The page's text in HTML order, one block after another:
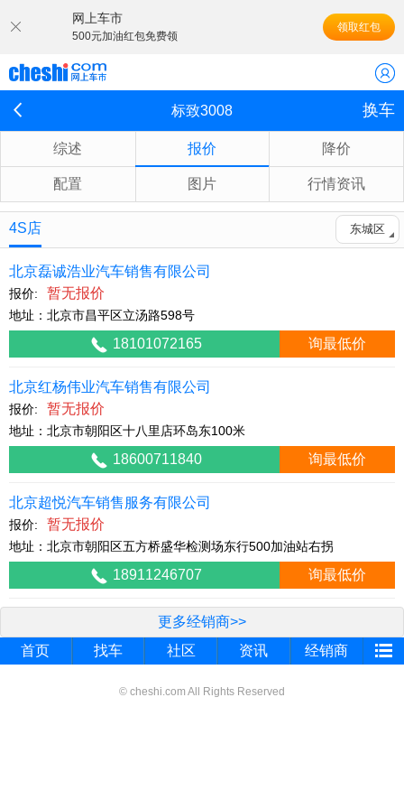
网上车市
500元加油红包免费领
领取红包
标致3008 换车
综述 报价 降价
配置 图片 行情资讯
4S店 东城区
北京磊诚浩业汽车销售有限公司
报价: 暂无报价
地址：北京市昌平区立汤路598号
18101072165 询最低价
北京红杨伟业汽车销售有限公司
报价: 暂无报价
地址：北京市朝阳区十八里店环岛东100米
18600711840 询最低价
北京超悦汽车销售服务有限公司
报价: 暂无报价
地址：北京市朝阳区五方桥盛华检测场东行500加油站右拐
18911246707 询最低价
更多经销商>>
首页
找车 社区 资讯 经销商
© cheshi.com All Rights Reserved